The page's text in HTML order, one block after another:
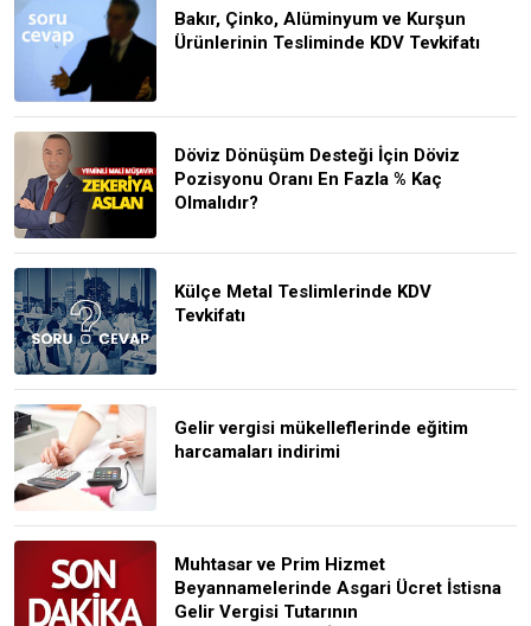
Bakır, Çinko, Alüminyum ve Kurşun
Ürünlerinin Tesliminde KDV Tevkifatı
Döviz Dönüşüm Desteği İçin Döviz
Pozisyonu Oranı En Fazla % Kaç
Olmalıdır?
Külçe Metal Teslimlerinde KDV
Tevkifatı
Gelir vergisi mükelleflerinde eğitim
harcamaları indirimi
Muhtasar ve Prim Hizmet
Beyannamelerinde Asgari Ücret İstisna
Gelir Vergisi Tutarının